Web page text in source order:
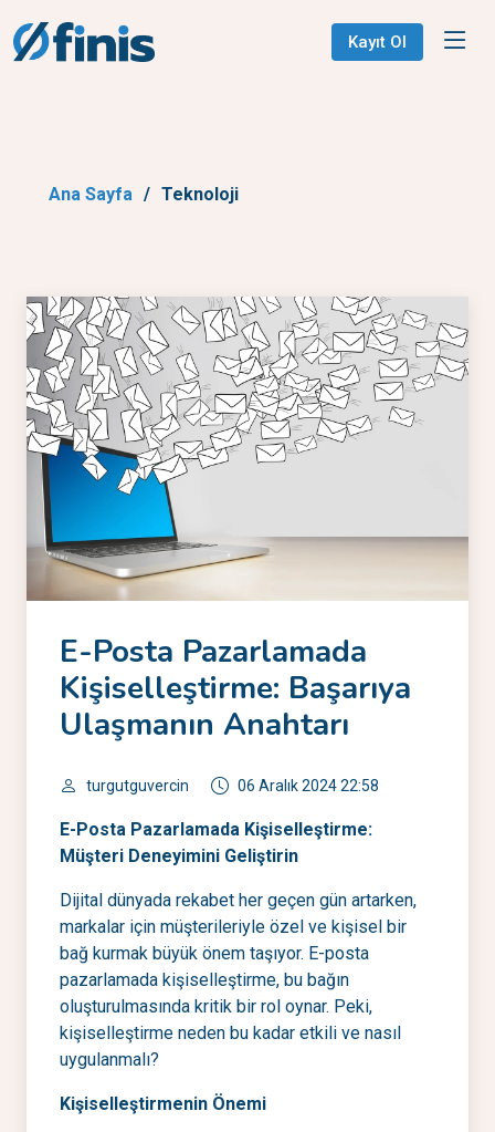
Kayıt Ol
Ana Sayfa Teknoloji
E-Posta Pazarlamada
Kişiselleştirme: Başarıya
Ulaşmanın Anahtarı
turgutguvercin 06 Aralık 2024 22:58
E-Posta Pazarlamada Kişiselleştirme:
Müşteri Deneyimini Geliştirin
Dijital dünyada rekabet her geçen gün artarken,
markalar için müşterileriyle özel ve kişisel bir
bağ kurmak büyük önem taşıyor. E-posta
pazarlamada kişiselleştirme, bu bağın
oluşturulmasında kritik bir rol oynar. Peki,
kişiselleştirme neden bu kadar etkili ve nasıl
uygulanmalı?
Kişiselleştirmenin Önemi